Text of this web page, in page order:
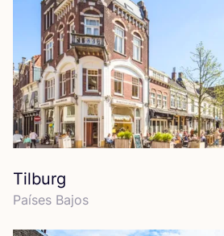
Tilburg
Paí­ses Bajos